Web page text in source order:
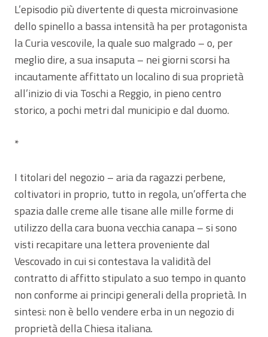
L’episodio più divertente di questa microinvasione
dello spinello a bassa intensità ha per protagonista
la Curia vescovile, la quale suo malgrado – o, per
meglio dire, a sua insaputa – nei giorni scorsi ha
incautamente affittato un localino di sua proprietà
all’inizio di via Toschi a Reggio, in pieno centro
storico, a pochi metri dal municipio e dal duomo.
*
I titolari del negozio – aria da ragazzi perbene,
coltivatori in proprio, tutto in regola, un’offerta che
spazia dalle creme alle tisane alle mille forme di
utilizzo della cara buona vecchia canapa – si sono
visti recapitare una lettera proveniente dal
Vescovado in cui si contestava la validità del
contratto di affitto stipulato a suo tempo in quanto
non conforme ai principi generali della proprietà. In
sintesi: non è bello vendere erba in un negozio di
proprietà della Chiesa italiana.